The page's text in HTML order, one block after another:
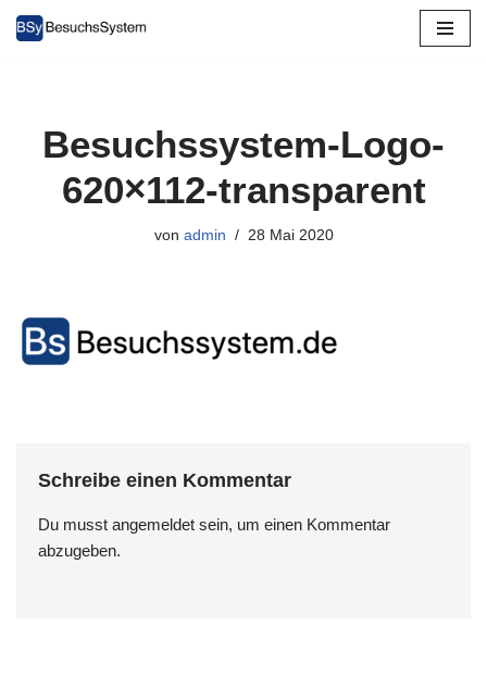
Besuchssystem-Logo-
620×112-transparent
von admin 28 Mai 2020
Schreibe einen Kommentar
Du musst angemeldet sein, um einen Kommentar
abzugeben.